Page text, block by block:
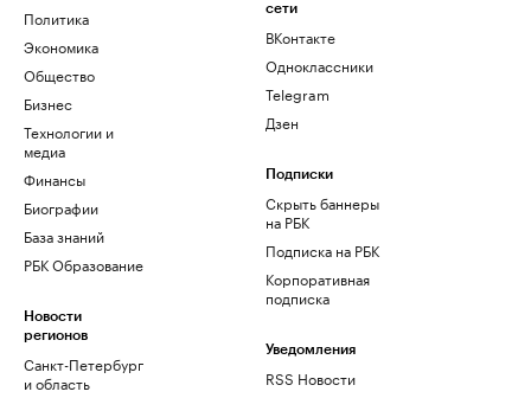
Политика
Экономика
Общество
Бизнес
Технологии и
медиа
Финансы
Биографии
База знаний
РБК Образование
Новости
регионов
Санкт-Петербург
и область
сети
ВКонтакте
Одноклассники
Telegram
Дзен
Подписки
Скрыть баннеры
на РБК
Подписка на РБК
Корпоративная
подписка
Уведомления
RSS Новости